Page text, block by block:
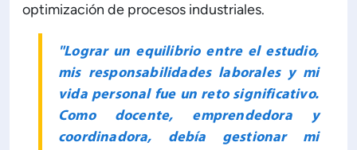
optimización de procesos industriales.
"Lograr un equilibrio entre el estudio,
mis responsabilidades laborales y mi
vida personal fue un reto significativo.
Como docente, emprendedora y
coordinadora, debía gestionar mi